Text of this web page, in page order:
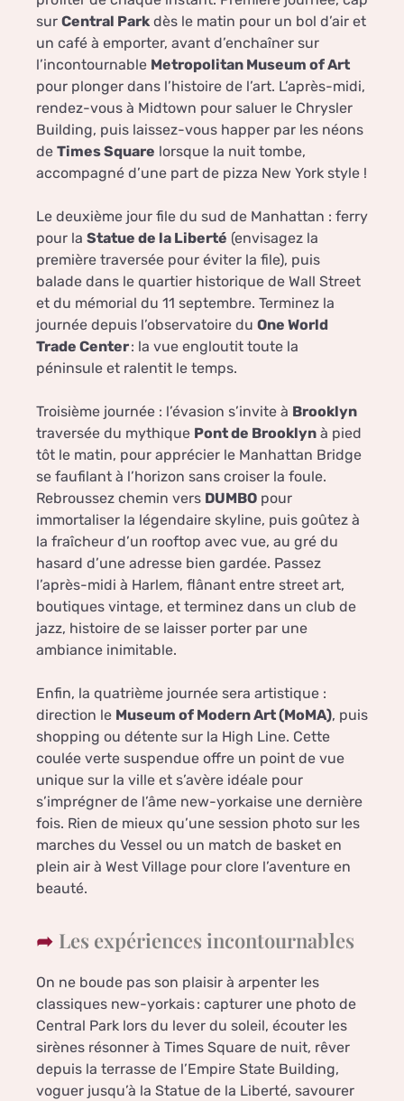
sur Central Park dès le matin pour un bol d’air et
un café à emporter, avant d’enchaîner sur
l’incontournable Metropolitan Museum of Art
pour plonger dans l’histoire de l’art. L’après-midi,
rendez-vous à Midtown pour saluer le Chrysler
Building, puis laissez-vous happer par les néons
de Times Square lorsque la nuit tombe,
accompagné d’une part de pizza New York style !
Le deuxième jour file du sud de Manhattan : ferry
pour la Statue de la Liberté (envisagez la
première traversée pour éviter la file), puis
balade dans le quartier historique de Wall Street
et du mémorial du 11 septembre. Terminez la
journée depuis l’observatoire du One World
Trade Center: la vue engloutit toute la
péninsule et ralentit le temps.
Troisième journée : l’évasion s’invite à Brooklyn
traversée du mythique Pont de Brooklyn à pied
tôt le matin, pour apprécier le Manhattan Bridge
se faufilant à l’horizon sans croiser la foule.
Rebroussez chemin vers DUMBO pour
immortaliser la légendaire skyline, puis goûtez à
la fraîcheur d’un rooftop avec vue, au gré du
hasard d’une adresse bien gardée. Passez
l’après-midi à Harlem, flânant entre street art,
boutiques vintage, et terminez dans un club de
jazz, histoire de se laisser porter par une
ambiance inimitable.
Enfin, la quatrième journée sera artistique :
direction le Museum of Modern Art (MoMA), puis
shopping ou détente sur la High Line. Cette
coulée verte suspendue offre un point de vue
unique sur la ville et s’avère idéale pour
s’imprégner de l’âme new-yorkaise une dernière
fois. Rien de mieux qu’une session photo sur les
marches du Vessel ou un match de basket en
plein air à West Village pour clore l’aventure en
beauté.
Les expériences incontournables
On ne boude pas son plaisir à arpenter les
classiques new-yorkais : capturer une photo de
Central Park lors du lever du soleil, écouter les
sirènes résonner à Times Square de nuit, rêver
depuis la terrasse de l’Empire State Building,
voguer jusqu’à la Statue de la Liberté, savourer